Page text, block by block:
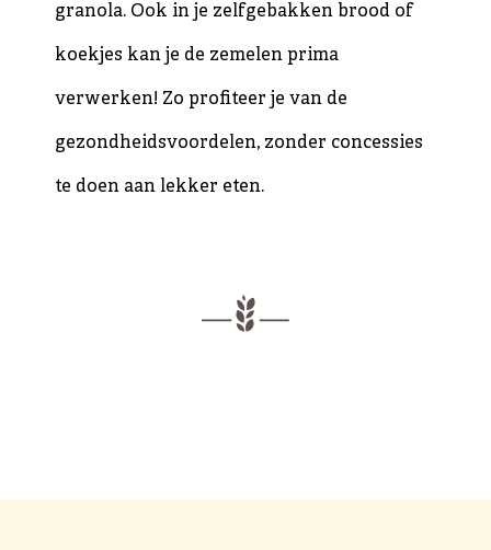
granola. Ook in je zelfgebakken brood of
koekjes kan je de zemelen prima
verwerken! Zo profiteer je van de
gezondheidsvoordelen, zonder concessies
te doen aan lekker eten.